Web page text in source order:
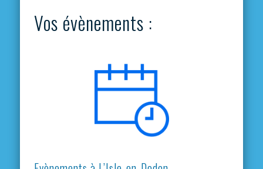
Vos évènements :